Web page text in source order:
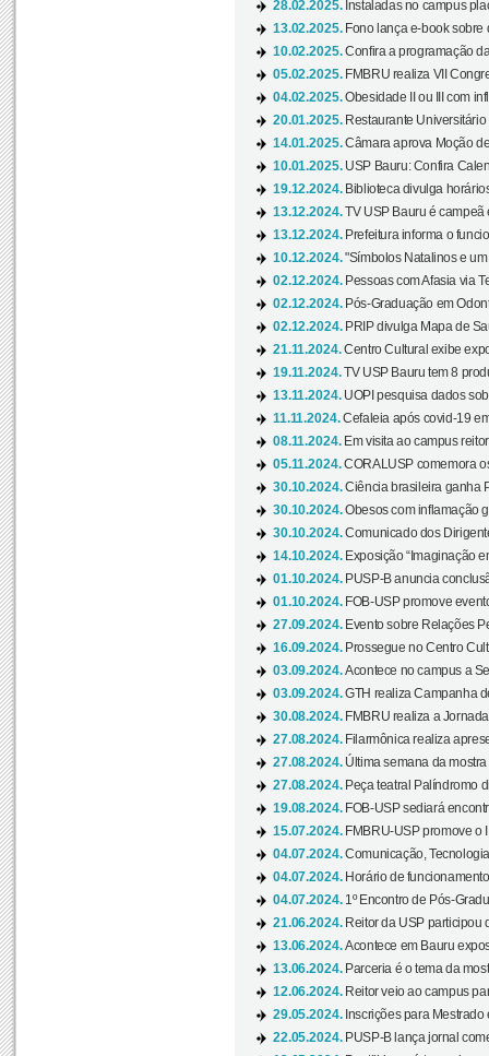
28.02.2025. Instaladas no campus
13.02.2025. Fono lança e-book sobre
10.02.2025.Confira a programação
05.02.2025. FMBRU realiza VII
04.02.2025.Obesidade II ou III com
20.01.2025. Restaurante
14.01.2025.Câmara aprova Moção
10.01.2025. USP Bauru: Confira
19.12.2024. Biblioteca divulga
13.12.2024.TV USP Bauru é campeã
13.12.2024. Prefeitura informa o
10.12.2024."Símbolos Natalinos e
02.12.2024. Pessoas com Afasia via
02.12.2024. Pós-Graduação em
02.12.2024. PRIP divulga Mapa de
21.11.2024.Centro Cultural exibe
19.11.2024.TV USP Bauru tem 8
13.11.2024. UOPI pesquisa dados
11.11.2024.Cefaleia após covid-19
08.11.2024. Em visita ao campus
05.11.2024.CORALUSP comemora
30.10.2024.Ciência brasileira ganha
30.10.2024.Obesos com inflamação
30.10.2024.Comunicado dos
14.10.2024. Exposição “Imaginação
01.10.2024. PUSP-B anuncia
01.10.2024. FOB-USP promove
27.09.2024. Evento sobre Relações
16.09.2024. Prossegue no Centro
03.09.2024.Acontece no campus a
03.09.2024.GTH realiza Campanha
30.08.2024. FMBRU realiza a
27.08.2024. Filarmônica realiza
27.08.2024. Última semana da
27.08.2024. Peça teatral Palíndromo
19.08.2024. FOB-USP sediará
15.07.2024. FMBRU-USP promove o
04.07.2024.Comunicação,
04.07.2024. Horário de
04.07.2024. 1º Encontro de Pós-
21.06.2024. Reitor da USP participou
13.06.2024.Acontece em Bauru
13.06.2024. Parceria é o tema da
12.06.2024. Reitor veio ao campus
29.05.2024. Inscrições para
22.05.2024. PUSP-B lança jornal